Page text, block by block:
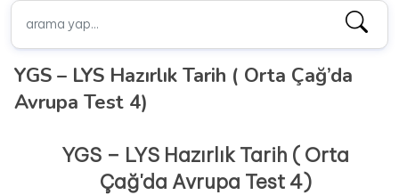
YGS – LYS Hazırlık Tarih ( Orta Çağ’da
Avrupa Test 4)
YGS – LYS Hazırlık Tarih ( Orta
Çağ'da Avrupa Test 4)